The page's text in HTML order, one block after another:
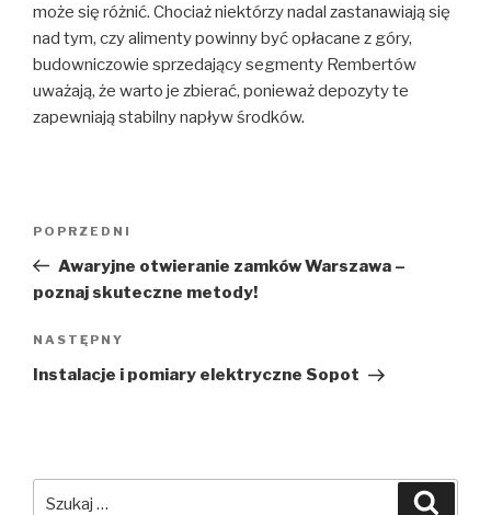
może się różnić. Chociaż niektórzy nadal zastanawiają się
nad tym, czy alimenty powinny być opłacane z góry,
budowniczowie sprzedający segmenty Rembertów
uważają, że warto je zbierać, ponieważ depozyty te
zapewniają stabilny napływ środków.
Poprzedni
wpis
POPRZEDNI
Awaryjne otwieranie zamków Warszawa –
poznaj skuteczne metody!
Następny
wpis
NASTĘPNY
Instalacje i pomiary elektryczne Sopot